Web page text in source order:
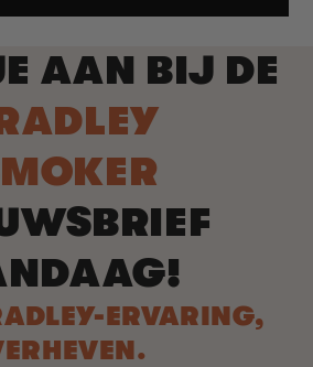
AAN BIJ DE
ERVARING,